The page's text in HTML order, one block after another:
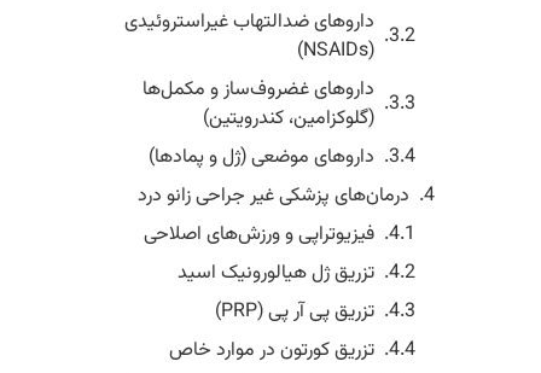
داروهای ضدالتهاب غیراستروئیدی
(NSAIDs)
داروهای غضروف‌ساز و مکمل‌ها
(گلوکزامین، کندرویتین)
داروهای موضعی (ژل و پمادها)
درمان‌های پزشکی غیر جراحی زانو درد
فیزیوتراپی و ورزش‌های اصلاحی
تزریق ژل هیالورونیک اسید
تزریق پی آر پی (PRP)
تزریق کورتون در موارد خاص